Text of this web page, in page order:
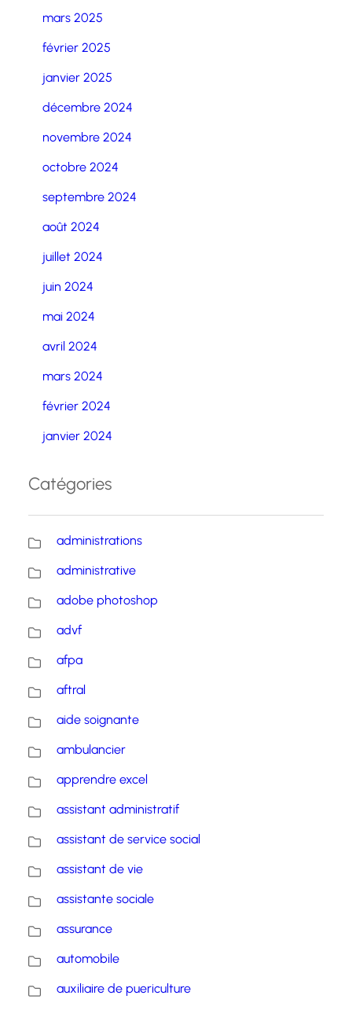
mars 2025
février 2025
janvier 2025
décembre 2024
novembre 2024
octobre 2024
septembre 2024
août 2024
juillet 2024
juin 2024
mai 2024
avril 2024
mars 2024
février 2024
janvier 2024
Catégories
administrations
administrative
adobe photoshop
advf
afpa
aftral
aide soignante
ambulancier
apprendre excel
assistant administratif
assistant de service social
assistant de vie
assistante sociale
assurance
automobile
auxiliaire de puericulture